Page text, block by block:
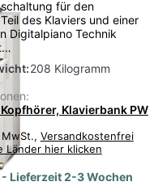
für den
des Klaviers und einer
Digitalpiano Technik
208 Kilogramm
Klavierbank PW
Versandkostenfrei
Länder hier klicken
Lieferzeit 2-3 Wochen